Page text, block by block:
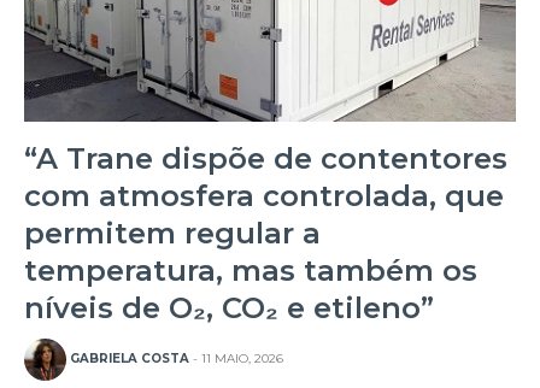
“A Trane dispõe de contentores
com atmosfera controlada, que
permitem regular a
temperatura, mas também os
níveis de O₂, CO₂ e etileno”
GABRIELA COSTA - 11 MAIO, 2026